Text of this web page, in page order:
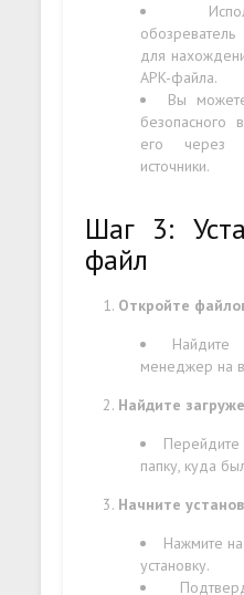
для
APK-файла.
Вы
безопасного
его через
источники.
Шаг 3:
файл
Откройте
Найдите
менеджер на
Найдите
Перейдите
папку, куда
Начните
Нажмите
установку.